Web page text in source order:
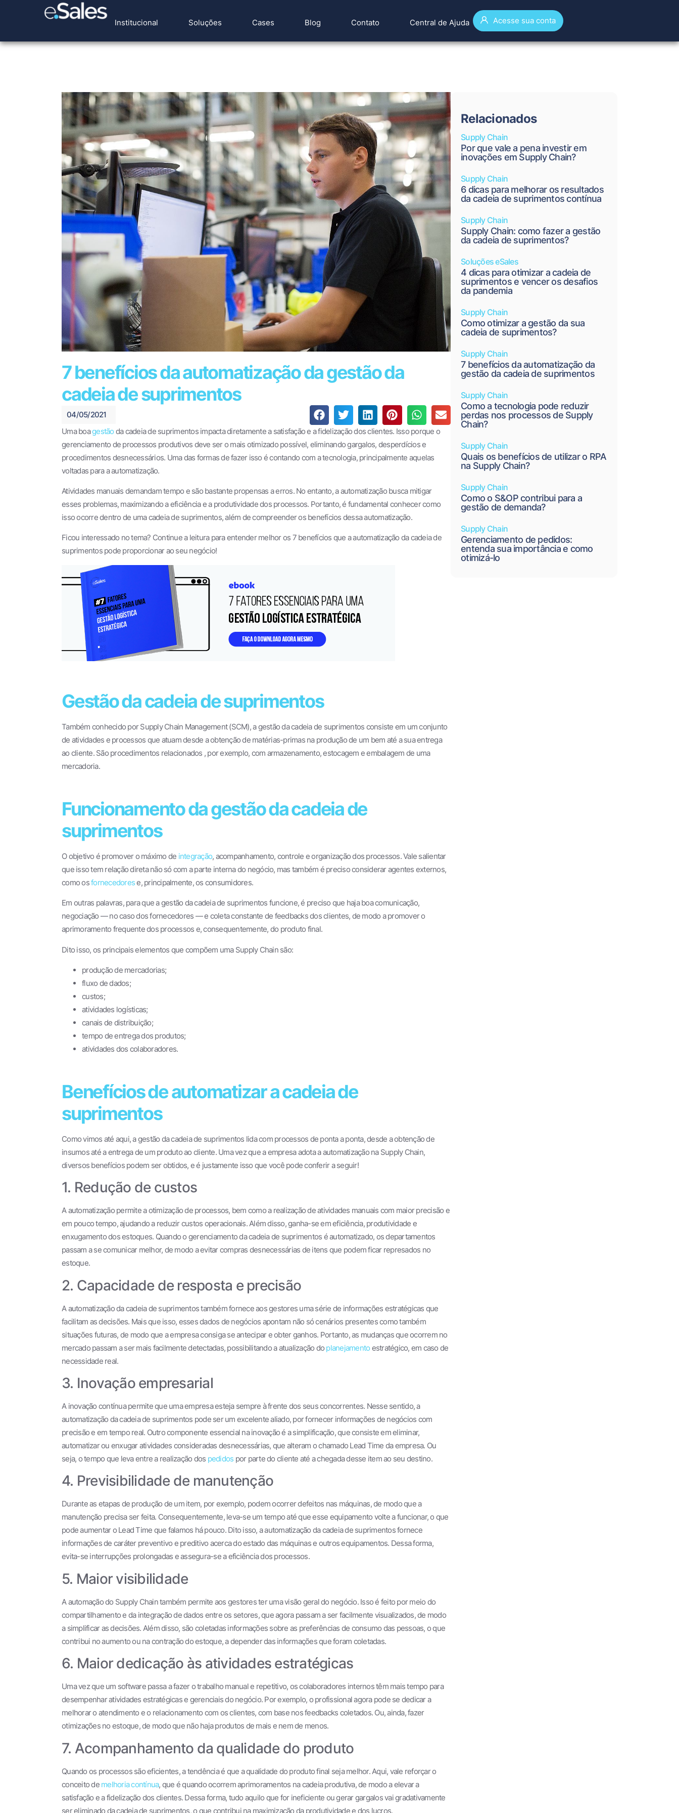
Institucional Soluções Cases Blog Contato Central de Ajuda Acesse sua conta
7 benefícios da automatização da gestão da
cadeia de suprimentos
04/05/2021
Uma boagestãoda cadeia de suprimentos impacta diretamente a satisfação e a fidelização dos clientes. Isso porque o
gerenciamento de processos produtivos deve ser o mais otimizado possível, eliminando gargalos, desperdícios e
procedimentos desnecessários. Uma das formas de fazer isso é contando com a tecnologia, principalmente aquelas
voltadas para a automatização.
Atividades manuais demandam tempo e são bastante propensas a erros. No entanto, a automatização busca mitigar
esses problemas, maximizando a eficiência e a produtividade dos processos. Portanto, é fundamental conhecer como
isso ocorre dentro de uma cadeia de suprimentos, além de compreender os benefícios dessa automatização.
Ficou interessado no tema? Continue a leitura para entender melhor os 7 benefícios que a automatização da cadeia de
suprimentos pode proporcionar ao seu negócio!
Gestão da cadeia de suprimentos
Também conhecido por Supply Chain Management (SCM), a gestão da cadeia de suprimentos consiste em um conjunto
de atividades e processos que atuam desde a obtenção de matérias-primas na produção de um bem até a sua entrega
ao cliente. São procedimentos relacionados , por exemplo, com armazenamento, estocagem e embalagem de uma
mercadoria.
Funcionamento da gestão da cadeia de
suprimentos
O objetivo é promover o máximo de integração, acompanhamento, controle e organização dos processos. Vale salientar
que isso tem relação direta não só com a parte interna do negócio, mas também é preciso considerar agentes externos,
como osfornecedorese, principalmente, os consumidores.
Em outras palavras, para que a gestão da cadeia de suprimentos funcione, é preciso que haja boa comunicação,
negociação — no caso dos fornecedores — e coleta constante de feedbacks dos clientes, de modo a promover o
aprimoramento frequente dos processos e, consequentemente, do produto final.
Dito isso, os principais elementos que compõem uma Supply Chain são:
produção de mercadorias;
fluxo de dados;
custos;
atividades logísticas;
canais de distribuição;
tempo de entrega dos produtos;
atividades dos colaboradores.
Benefícios de automatizar a cadeia de
suprimentos
Como vimos até aqui, a gestão da cadeia de suprimentos lida com processos de ponta a ponta, desde a obtenção de
insumos até a entrega de um produto ao cliente. Uma vez que a empresa adota a automatização na Supply Chain,
diversos benefícios podem ser obtidos, e é justamente isso que você pode conferir a seguir!
1. Redução de custos
A automatização permite a otimização de processos, bem como a realização de atividades manuais com maior precisão e
em pouco tempo, ajudando a reduzir custos operacionais. Além disso, ganha-se em eficiência, produtividade e
enxugamento dos estoques. Quando o gerenciamento da cadeia de suprimentos é automatizado, os departamentos
passam a se comunicar melhor, de modo a evitar compras desnecessárias de itens que podem ficar represados no
estoque.
2. Capacidade de resposta e precisão
A automatização da cadeia de suprimentos também fornece aos gestores uma série de informações estratégicas que
facilitam as decisões. Mais que isso, esses dados de negócios apontam não só cenários presentes como também
situações futuras, de modo que a empresa consiga se antecipar e obter ganhos. Portanto, as mudanças que ocorrem no
mercado passam a ser mais facilmente detectadas, possibilitando a atualização do planejamentoestratégico, em caso de
necessidade real.
3. Inovação empresarial
A inovação contínua permite que uma empresa esteja sempre à frente dos seus concorrentes. Nesse sentido, a
automatização da cadeia de suprimentos pode ser um excelente aliado, por fornecer informações de negócios com
precisão e em tempo real. Outro componente essencial na inovação é a simplificação, que consiste em eliminar,
automatizar ou enxugar atividades consideradas desnecessárias, que alteram o chamado Lead Time da empresa. Ou
seja, o tempo que leva entre a realização dos pedidos por parte do cliente até a chegada desse item ao seu destino.
4. Previsibilidade de manutenção
Durante as etapas de produção de um item, por exemplo, podem ocorrer defeitos nas máquinas, de modo que a
manutenção precisa ser feita. Consequentemente, leva-se um tempo até que esse equipamento volte a funcionar, o que
pode aumentar o Lead Time que falamos há pouco. Dito isso, a automatização da cadeia de suprimentos fornece
informações de caráter preventivo e preditivo acerca do estado das máquinas e outros equipamentos. Dessa forma,
evita-se interrupções prolongadas e assegura-se a eficiência dos processos.
5. Maior visibilidade
A automação do Supply Chain também permite aos gestores ter uma visão geral do negócio. Isso é feito por meio do
compartilhamento e da integração de dados entre os setores, que agora passam a ser facilmente visualizados, de modo
a simplificar as decisões. Além disso, são coletadas informações sobre as preferências de consumo das pessoas, o que
contribui no aumento ou na contração do estoque, a depender das informações que foram coletadas.
6. Maior dedicação às atividades estratégicas
Uma vez que um software passa a fazer o trabalho manual e repetitivo, os colaboradores internos têm mais tempo para
desempenhar atividades estratégicas e gerenciais do negócio. Por exemplo, o profissional agora pode se dedicar a
melhorar o atendimento e o relacionamento com os clientes, com base nos feedbacks coletados. Ou, ainda, fazer
otimizações no estoque, de modo que não haja produtos de mais e nem de menos.
7. Acompanhamento da qualidade do produto
Quando os processos são eficientes, a tendência é que a qualidade do produto final seja melhor. Aqui, vale reforçar o
conceito de melhoria contínua, que é quando ocorrem aprimoramentos na cadeia produtiva, de modo a elevar a
satisfação e a fidelização dos clientes. Dessa forma, tudo aquilo que for ineficiente ou gerar gargalos vai gradativamente
ser eliminado da cadeia de suprimentos, o que contribui na maximização da produtividade e dos lucros.
Relacionados
Supply Chain
Por que vale a pena investir em
inovações em Supply Chain?
Supply Chain
6 dicas para melhorar os resultados
da cadeia de suprimentos contínua
Supply Chain
Supply Chain: como fazer a gestão
da cadeia de suprimentos?
Soluções eSales
4 dicas para otimizar a cadeia de
suprimentos e vencer os desafios
da pandemia
Supply Chain
Como otimizar a gestão da sua
cadeia de suprimentos?
Supply Chain
7 benefícios da automatização da
gestão da cadeia de suprimentos
Supply Chain
Como a tecnologia pode reduzir
perdas nos processos de Supply
Chain?
Supply Chain
Quais os benefícios de utilizar o RPA
na Supply Chain?
Supply Chain
Como o S&OP contribui para a
gestão de demanda?
Supply Chain
Gerenciamento de pedidos:
entenda sua importância e como
otimizá-lo